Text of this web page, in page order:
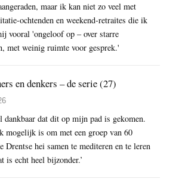
maar ik kan niet zo veel met
ochtenden en weekend-retraites die ik
vooral 'ongeloof op – over starre
met weinig ruimte voor gesprek.'
en denkers – de serie (27)
dat dit op mijn pad is gekomen.
mogelijk is om met een groep van 60
Drentse hei samen te mediteren en te leren
is echt heel bijzonder.’